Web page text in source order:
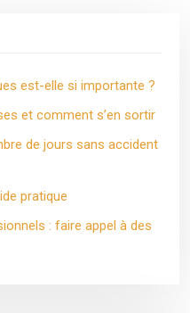
est-elle si importante ?
et comment s’en sortir
de jours sans accident
pratique
: faire appel à des